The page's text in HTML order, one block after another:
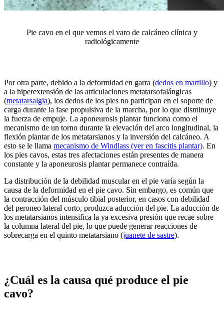
Pie cavo en el que vemos el varo de calcáneo clínica y
radiológicamente
Por otra parte, debido a la deformidad en garra (dedos en martillo) y
a la hiperextensión de las articulaciones metatarsofalángicas
(metatarsalgia), los dedos de los pies no participan en el soporte de
carga durante la fase propulsiva de la marcha, por lo que disminuye
la fuerza de empuje. La aponeurosis plantar funciona como el
mecanismo de un torno durante la elevación del arco longitudinal, la
flexión plantar de los metatarsianos y la inversión del calcáneo. A
esto se le llama mecanismo de Windlass (ver en fascitis plantar). En
los pies cavos, estas tres afectaciones están presentes de manera
constante y la aponeurosis plantar permanece contraída.
La distribución de la debilidad muscular en el pie varía según la
causa de la deformidad en el pie cavo. Sin embargo, es común que
la contracción del músculo tibial posterior, en casos con debilidad
del peroneo lateral corto, produzca aducción del pie. La aducción de
los metatarsianos intensifica la ya excesiva presión que recae sobre
la columna lateral del pie, lo que puede generar reacciones de
sobrecarga en el quinto metatarsiano (juanete de sastre).
¿Cuál es la causa qué produce el pie
cavo?